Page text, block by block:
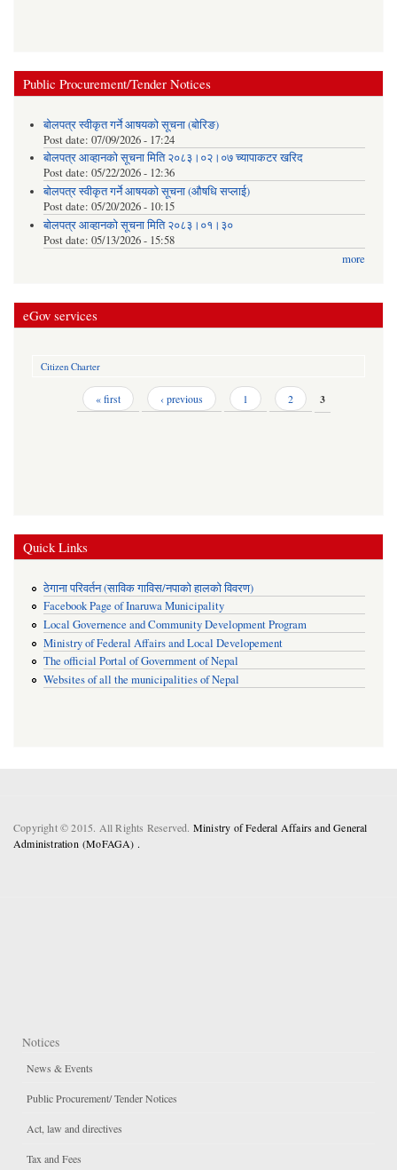
Public Procurement/Tender Notices
बोलपत्र स्वीकृत गर्ने आषयको सूचना (बोरिङ)
Post date: 07/09/2026 - 17:24
बोलपत्र आव्हानको सूचना मिति २०८३।०२।०७ च्यापाकटर खरिद
Post date: 05/22/2026 - 12:36
बोलपत्र स्वीकृत गर्ने आषयको सूचना (औषधि सप्लाई)
Post date: 05/20/2026 - 10:15
बोलपत्र आव्हानको सूचना मिति २०८३।०१।३०
Post date: 05/13/2026 - 15:58
more
eGov services
Citizen Charter
« first ‹ previous 1 2 3
Quick Links
ठेगाना परिवर्तन (साविक गाविस/नपाको हालको विवरण)
Facebook Page of Inaruwa Municipality
Local Governence and Community Development Program
Ministry of Federal Affairs and Local Developement
The official Portal of Government of Nepal
Websites of all the municipalities of Nepal
Copyright © 2015. All Rights Reserved. Ministry of Federal Affairs and General
Administration (MoFAGA) .
Notices
News & Events
Public Procurement/ Tender Notices
Act, law and directives
Tax and Fees